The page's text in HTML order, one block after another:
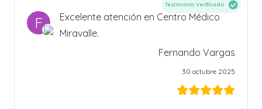
F
Excelente atención en Centro Médico
Miravalle.
Testimonio Verificado
Fernando Vargas
30 octubre 2025